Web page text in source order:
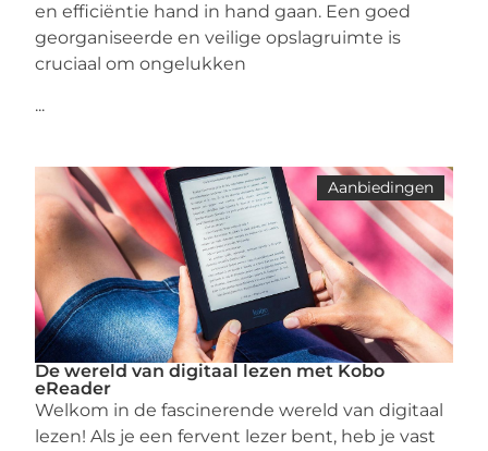
en efficiëntie hand in hand gaan. Een goed
georganiseerde en veilige opslagruimte is
cruciaal om ongelukken
...
Aanbiedingen
De wereld van digitaal lezen met Kobo
eReader
Welkom in de fascinerende wereld van digitaal
lezen! Als je een fervent lezer bent, heb je vast